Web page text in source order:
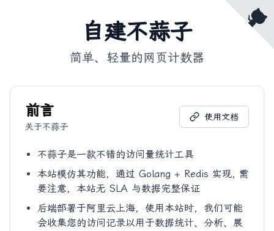
自建不蒜子
简单、轻量的网页计数器
前言
关于不蒜子
使用文档
不蒜子是一款不错的访问量统计工具
本站模仿其功能，通过 Golang + Redis 实现, 需
要注意，本站无 SLA 与数据完整保证
后端部署于阿里云上海，使用本站时，我们可能
会收集您的访问记录以用于数据统计、分析、展